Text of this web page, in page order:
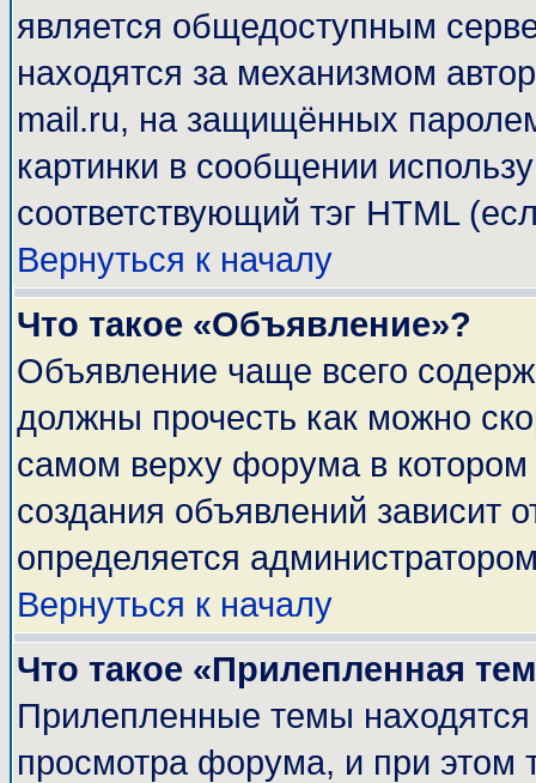
является общедоступным
находятся за механизмом
mail.ru, на защищённых
картинки в сообщении
соответствующий тэг HTML
Вернуться к началу
Что такое «Объявление»?
Объявление чаще всего
должны прочесть как можно
самом верху форума в
создания объявлений зависит
определяется
Вернуться к началу
Что такое «Прилепленная
Прилепленные темы
просмотра форума, и при этом